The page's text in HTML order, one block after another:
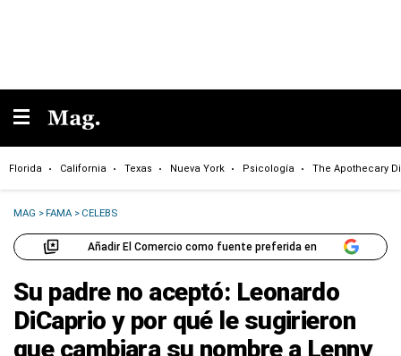
Florida California Texas Nueva York Psicología The Apothecary
MAG >FAMA > CELEBS
Añadir El Comercio como fuente preferida en
Su padre no aceptó: Leonardo
DiCaprio y por qué le sugirieron
que cambiara su nombre a Lenny